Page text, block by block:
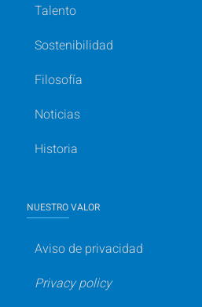
Talento
Sostenibilidad
Filosofía
Noticias
Historia
NUESTRO VALOR
Aviso de privacidad
Privacy policy